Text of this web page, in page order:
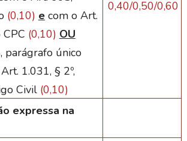
(0,10) ecom o Art.
(0,10) OU
parágrafo único
1.031, § 2º,
Civil (0,10)
0,40/0,50/0,60
expressa na